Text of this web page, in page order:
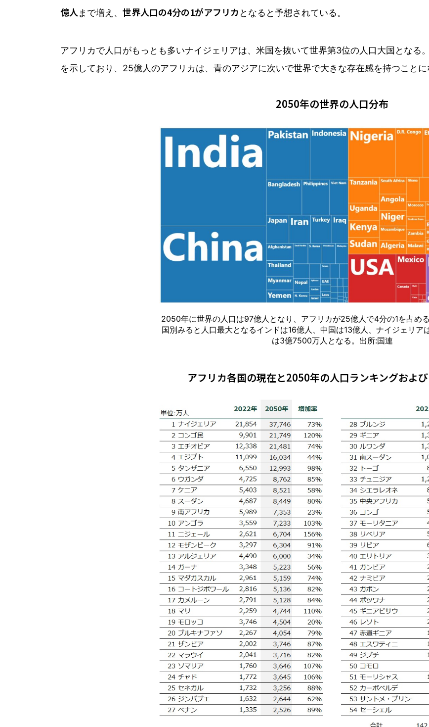
億人 まで増え、 世界人口の4分の1がアフリカ となると予想されている。
アフリカで人口がもっとも多いナイジェリアは、米国を抜いて世界第3位の人口大国となる
を示しており、25億人のアフリカは、青のアジアに次いで世界で大きな存在感を持つことに
2050年の世界の人口分布
2050年に世界の人口は97億人となり、アフリカが25億人で4分の1を占め
国別みると人口最大となるインドは16億人、中国は13億人、ナイジェリア
は3億7500万人となる。出所:国連
アフリカ各国の現在と2050年の人口ランキングおよ